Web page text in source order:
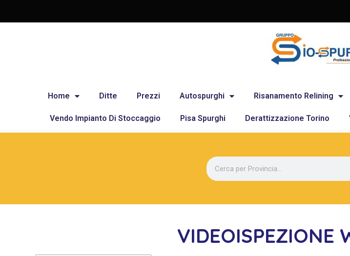
Home Ditte Prezzi Autospurghi Risanamento Relining
Vendo Impianto Di Stoccaggio Pisa Spurghi Derattizzazione Torino
VIDEOISPEZIONE